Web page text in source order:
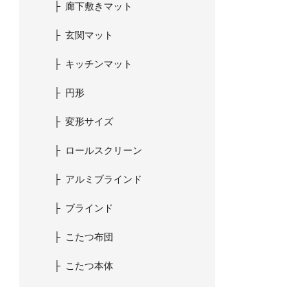
廊下敷きマット
玄関マット
キッチンマット
円形
変形サイズ
ロールスクリーン
アルミブラインド
ブラインド
こたつ布団
こたつ本体